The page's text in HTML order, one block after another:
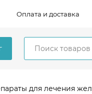
Оплата и доставка
для лечения